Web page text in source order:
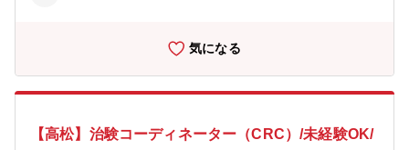
気になる
【高松】治験コーディネーター（CRC）/未経験OK/